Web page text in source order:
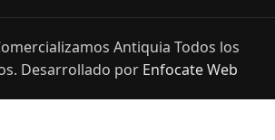
Antiquia Todos los
Desarrollado por Enfocate Web